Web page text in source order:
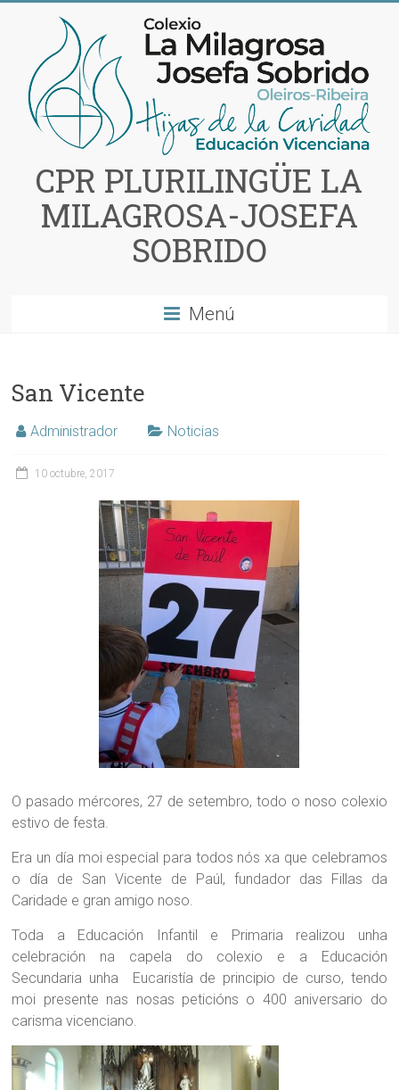
contenido
CPR PLURILINGÜE LA
MILAGROSA-JOSEFA
SOBRIDO
Menú
San Vicente
Administrador Noticias
10 octubre, 2017
O pasado mércores, 27 de setembro, todo o noso colexio
estivo de festa.
Era un día moi especial para todos nós xa que celebramos
o día de San Vicente de Paúl, fundador das Fillas da
Caridade e gran amigo noso.
Toda a Educación Infantil e Primaria realizou unha
celebración na capela do colexio e a Educación
Secundaria unha Eucaristía de principio de curso, tendo
moi presente nas nosas peticións o 400 aniversario do
carisma vicenciano.